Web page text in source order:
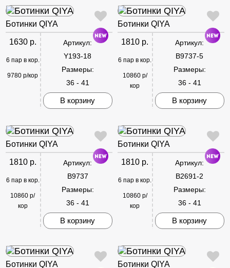
Ботинки QIYA
1630 р.
6 пар в кор.
9780 р/кор
Артикул:
Y193-18
Размеры:
36 - 41
В корзину
Ботинки QIYA
1810 р.
6 пар в кор.
10860 р/
кор
Артикул:
B9737-5
Размеры:
36 - 41
В корзину
Ботинки QIYA
1810 р.
6 пар в кор.
10860 р/
кор
Артикул:
B9737
Размеры:
36 - 41
В корзину
Ботинки QIYA
1810 р.
6 пар в кор.
10860 р/
кор
Артикул:
B2691-2
Размеры:
36 - 41
В корзину
Ботинки QIYA Ботинки QIYA